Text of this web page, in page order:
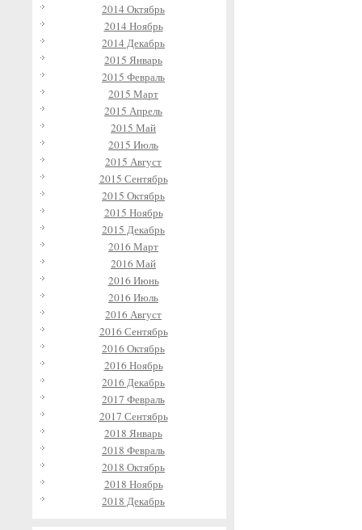
2014 Октябрь
2014 Ноябрь
2014 Декабрь
2015 Январь
2015 Февраль
2015 Март
2015 Апрель
2015 Май
2015 Июль
2015 Август
2015 Сентябрь
2015 Октябрь
2015 Ноябрь
2015 Декабрь
2016 Март
2016 Май
2016 Июнь
2016 Июль
2016 Август
2016 Сентябрь
2016 Октябрь
2016 Ноябрь
2016 Декабрь
2017 Февраль
2017 Сентябрь
2018 Январь
2018 Февраль
2018 Октябрь
2018 Ноябрь
2018 Декабрь